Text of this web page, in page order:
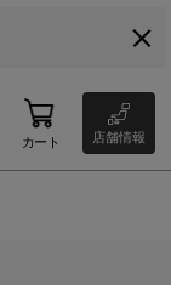
カート 店舗情報